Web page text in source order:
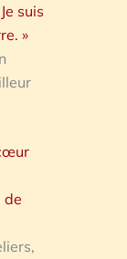
suis
»
de